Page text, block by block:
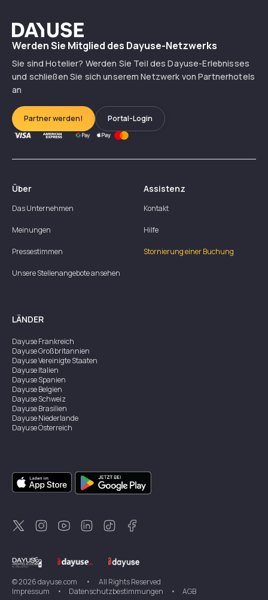
Dayuse
Werden Sie Mitglied des Dayuse-Netzwerks
Sie sind Hotelier? Werden Sie Teil des Dayuse-Erlebnisses
und schließen Sie sich unserem Netzwerk von Partnerhotels
an
Partner werden! Portal-Login
Über
Das Unternehmen
Meinungen
Pressestimmen
Unsere Stellenangebote ansehen
Assistenz
Kontakt
Hilfe
Stornierung einer Buchung
LÄNDER
DayuseFrankreich
DayuseGroßbritannien
DayuseVereinigte Staaten
DayuseItalien
DayuseSpanien
DayuseBelgien
DayuseSchweiz
DayuseBrasilien
DayuseNiederlande
DayuseÖsterreich
DayuseSingapur
DayuseZweden
DayuseThailand
DayuseNeuseeland
DayuseTürkei
©2026dayuse.com •
All Rights Reserved
Impressum
• Datenschutzbestimmungen • AGB